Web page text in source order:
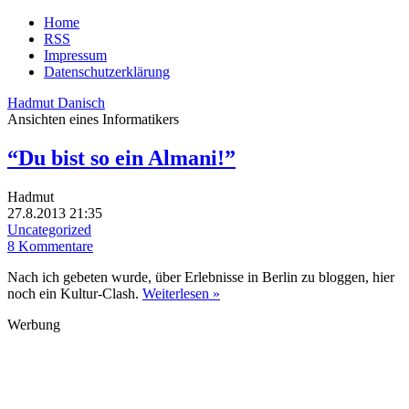
Home
RSS
Impressum
Datenschutzerklärung
Hadmut Danisch
Ansichten eines Informatikers
“Du bist so ein Almani!”
Hadmut
27.8.2013 21:35
Uncategorized
8 Kommentare
Nach ich gebeten wurde, über Erlebnisse in Berlin zu bloggen, hier
noch ein Kultur-Clash. Weiterlesen »
Werbung